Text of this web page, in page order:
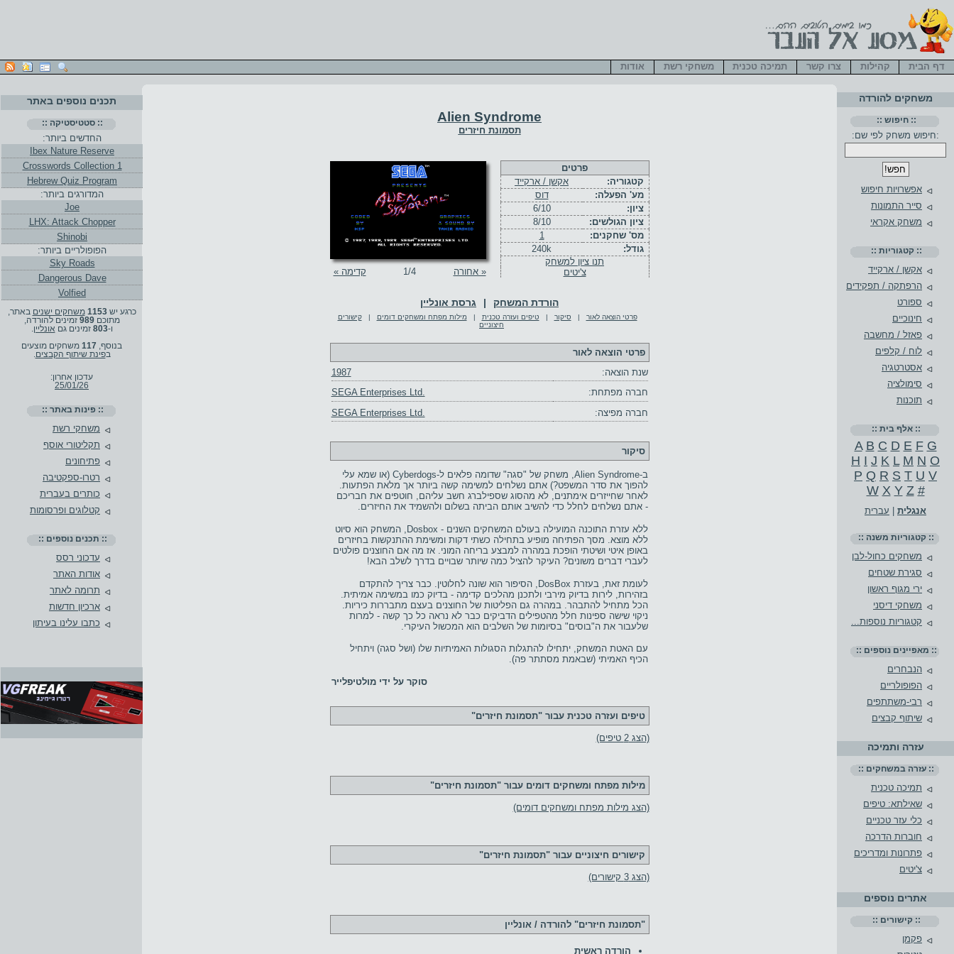
Alien Syndrome
תסמונת חיזרים
פרטים
קטגוריה:
אקשן / ארקייד
מע' הפעלה:
דוס
ציון:
6/10
ציון הגולשים:
8/10
מס' שחקנים:
1
גודל:
240k
תנו ציון למשחק
צ'יטים
1/4 קדימה » « אחורה
הורדת המשחק | גרסת אונליין
פרטי הוצאה לאור | סיקור | טיפים ועזרה טכנית | מילות מפתח ומשחקים דומים |
קישורים
חיצוניים
פרטי הוצאה לאור
שנת הוצאה:
1987
חברה מפתחת:
SEGA Enterprises Ltd.
חברה מפיצה:
SEGA Enterprises Ltd.
סיקור
ב-Alien Syndrome, משחק של "סגה" שדומה פלאים ל-Cyberdogs (או שמא עלי
להפוך את סדר המשפט?) אתם נשלחים למשימה קשה ביותר אך מלאת הפתעות.
לאחר שחייזרים אימתנים, לא מהסוג שספילברג חשב עליהם, חוטפים את חבריכם
- אתם נשלחים לחלל כדי להשיב אותם הביתה בשלום ולהשמיד את החיזרים.
ללא עזרת התוכנה המועילה בעולם המשחקים השנים - Dosbox, המשחק הוא סיוט
ללא מוצא. מסך הפתיחה מופיע בתחילה כשתי דקות ומשימת ההתנקשות בחיזרים
באופן איטי ושיטתי הופכת במהרה למבצע בריחה המוני. אז מה אם החוצנים פולטים
לעברי דברים משונים? העיקר להציל כמה שיותר שבויים בדרך לשלב הבא!
לעומת זאת, בעזרת DosBox, הסיפור הוא שונה לחלוטין. כבר צריך להתקדם
בזהירות, לירות בדיוק מירבי ולתכנן מהלכים קדימה - בדיוק כמו במשימה אמיתית.
הכל מתחיל להתבהר. במהרה גם הפליטות של החוצנים בעצם מתבררות כיריות.
ניקוי שישה ספינות חלל מהטפילים הדביקים כבר לא נראה כל כך קשה - למרות
שלעבור את ה"בוסים" בסיומות של השלבים הוא המכשול העיקרי.
עם האטת המשחק, יתחילו להתגלות הסגולות האמיתיות שלו (ושל סגה) ויתחיל
הכיף האמיתי (שבאמת מסתתר פה).
סוקר על ידי מולטיפלייר
טיפים ועזרה טכנית עבור "תסמונת חיזרים"
(הצג 2 טיפים)
מילות מפתח ומשחקים דומים עבור "תסמונת חיזרים"
(הצג מילות מפתח ומשחקים דומים)
קישורים חיצוניים עבור "תסמונת חיזרים"
(הצג 3 קישורים)
"תסמונת חיזרים" להורדה / אונליין
הורדה ראשית
תכנים נוספים באתר
:: סטטיסטיקה ::
החדשים ביותר:
Ibex Nature Reserve
Crosswords Collection 1
Hebrew Quiz Program
המדורגים ביותר:
Joe
LHX: Attack Chopper
Shinobi
הפופולריים ביותר:
Sky Roads
Dangerous Dave
Volfied
כרגע יש1153 משחקים ישנים באתר,
מתוכם989 זמינים להורדה,
ו-803 זמינים גם אונליין
בנוסף, 117 משחקים מוצעים
בפינת שיתוף הקבצים
עדכון אחרון:
25/01/26
:: פינות באתר ::
משחקי רשת
תקליטורי אוסף
פתיחונים
רטרו-ספקטיבה
כותרים בעברית
קטלוגים ופרסומות
:: תכנים נוספים ::
עדכוני רסס
אודות האתר
תרומה לאתר
ארכיון חדשות
כתבו עלינו בעיתון
משחקים להורדה
:: חיפוש ::
:חיפוש משחק לפי שם:
אפשרויות חיפוש
סייר התמונות
משחק אקראי
:: קטגוריות ::
אקשן / ארקייד
הרפתקה / תפקידים
ספורט
חינוכיים
פאזל / מחשבה
לוח / קלפים
אסטרטגיה
סימולציה
תוכנות
:: אלף בית ::
A B C D E F G
H I J K L M N O
P Q R S T U V
W X Y Z #
אנגלית עברית
:: קטגוריות משנה ::
משחקים כחול-לבן
סגירת שטחים
ירי מגוף ראשון
משחקי דיסני
קטגוריות נוספות...
:: מאפיינים נוספים ::
הנבחרים
הפופולריים
רבי-משתתפים
שיתוף קבצים
עזרה ותמיכה
:: עזרה במשחקים ::
תמיכה טכנית
שאילתא: טיפים
כלי עזר טכניים
חוברות הדרכה
פתרונות ומדריכים
צ'יטים
אתרים נוספים
:: קישורים ::
פקמן
דף הבית קהילות צרו קשר תמיכה טכנית משחקי רשת אודות